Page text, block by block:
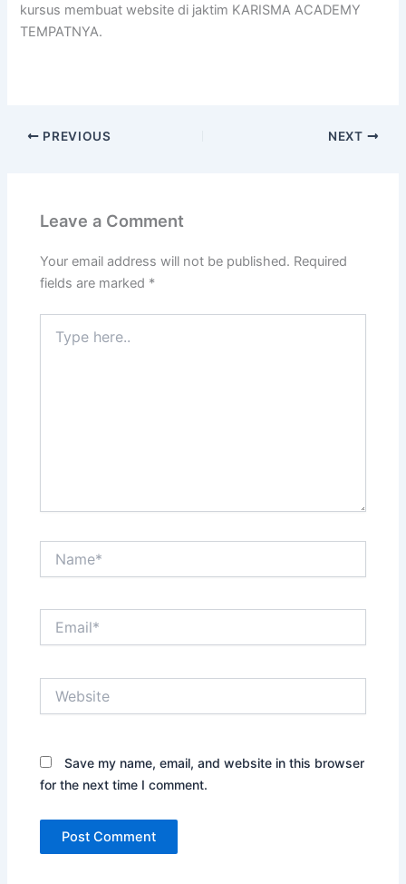
kursus membuat website di jaktim KARISMA ACADEMY
TEMPATNYA.
PREVIOUS NEXT
Leave a Comment
Your email address will not be published. Required
fields are marked *
here..
Save my name, email, and website in this browser
for the next time I comment.